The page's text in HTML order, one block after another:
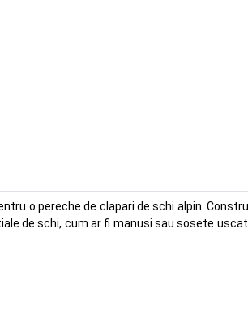
o pereche de clapari de schi alpin.
de schi, cum ar fi manusi sau sosete